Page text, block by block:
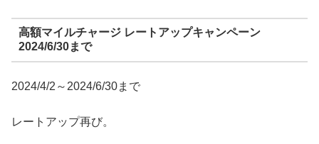
高額マイルチャージ レートアップキャンペーン
2024/6/30まで
2024/4/2～2024/6/30まで
レートアップ再び。